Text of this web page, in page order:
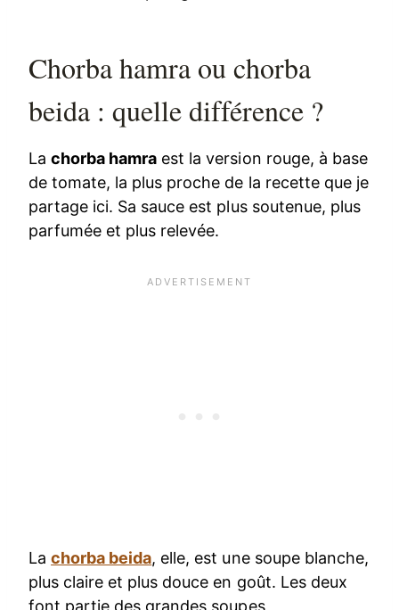
Chorba hamra ou chorba
beida : quelle différence ?
Lachorba hamra est la version rouge, à base
de tomate, la plus proche de la recette que je
partage ici. Sa sauce est plus soutenue, plus
parfumée et plus relevée.
Lachorba beida, elle, est une soupe blanche,
plus claire et plus douce en goût. Les deux